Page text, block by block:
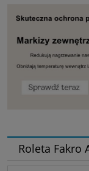
Roleta Fakro